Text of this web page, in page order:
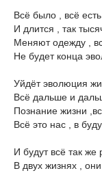
Всё было , всё
И длится , так
Меняют одежду ,
Не будет конца
Уйдёт эволюция
Всё дальше и
Познание жизни
Всё это нас , в
И будут всё так же
В двух жизнях ,